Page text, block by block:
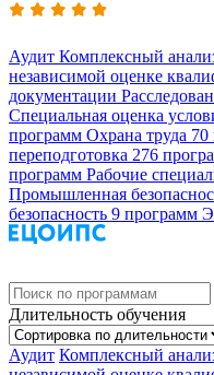
Аудит Комплексный
независимой оценке
документации
Специальная оценка
программ Охрана труда 70
переподготовка 276
программ Рабочие
Промышленная
безопасность 9 программ
Длительность обучения
Аудит Комплексный